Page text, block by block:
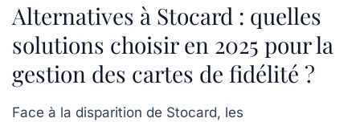
Alternatives à Stocard : quelles
solutions choisir en 2025 pour la
gestion des cartes de fidélité ?
Face à la disparition de Stocard, les